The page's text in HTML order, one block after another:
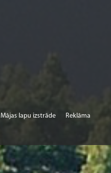
Mājas lapu izstrāde Reklāma